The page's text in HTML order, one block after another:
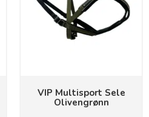
VIP Multisport Sele
Olivengrønn